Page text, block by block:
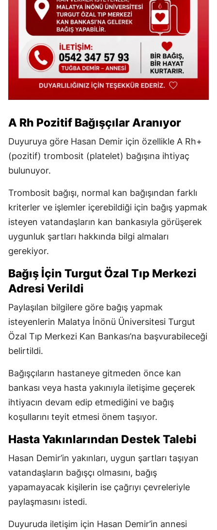
A Rh Pozitif Bağışçılar Aranıyor
Duyuruya göre Hasan Demir için özellikle A Rh+
(pozitif) trombosit (platelet) bağışına ihtiyaç
bulunuyor.
Trombosit bağışı, normal kan bağışından farklı
kriterler ve işlemler içerebildiği için bağış yapmak
isteyen vatandaşların kan bankasıyla görüşerek
uygunluk şartları hakkında bilgi almaları
gerekiyor.
Bağış İçin Turgut Özal Tıp Merkezi
Adresi Verildi
Paylaşılan bilgilere göre bağış yapmak
isteyenlerin Malatya İnönü Üniversitesi Turgut
Özal Tıp Merkezi Kan Bankası’na başvurabileceği
belirtildi.
Bağışçıların hastaneye gitmeden önce kan
bankası veya hasta yakınıyla iletişime geçerek
ihtiyacın devam edip etmediğini ve bağış
koşullarını teyit etmesi önem taşıyor.
Hasta Yakınlarından Destek Talebi
Hasan Demir’in yakınları, uygun şartları taşıyan
vatandaşların bağışçı olmasını, bağış
yapamayacak kişilerin ise çağrıyı çevreleriyle
paylaşmasını istedi.
Duyuruda iletişim için Hasan Demir’in annesi